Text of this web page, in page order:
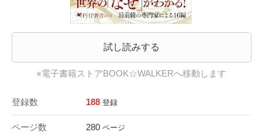
試し読みする
※電子書籍ストアBOOK☆WALKERへ移動します
登録数 188 登録
ページ数 280 ページ